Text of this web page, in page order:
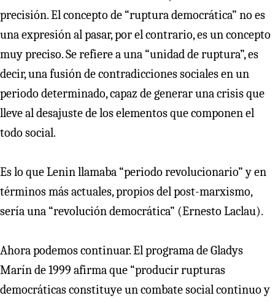
precisión. El concepto de “ruptura democrática” no es
una expresión al pasar, por el contrario, es un concepto
muy preciso. Se refiere a una “unidad de ruptura”, es
decir, una fusión de contradicciones sociales en un
periodo determinado, capaz de generar una crisis que
lleve al desajuste de los elementos que componen el
todo social.
Es lo que Lenin llamaba “periodo revolucionario” y en
términos más actuales, propios del post-marxismo,
sería una “revolución democrática” (Ernesto Laclau).
Ahora podemos continuar. El programa de Gladys
Marín de 1999 afirma que “producir rupturas
democráticas constituye un combate social continuo y